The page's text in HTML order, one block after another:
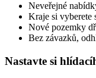
Neveřejné
Kraje si vyberete
Nové pozemky
Bez závazků,
Nastavte si